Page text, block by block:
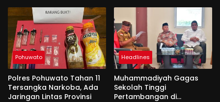
Pohuwato
Polres Pohuwato Tahan 11
Tersangka Narkoba, Ada
Jaringan Lintas Provinsi
Headlines
Muhammadiyah Gagas
Sekolah Tinggi
Pertambangan di